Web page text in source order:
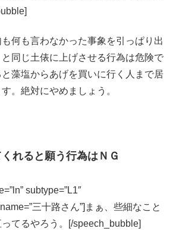
何も言わなかった事象を引っぱり出
同じ土俵に上げさせる行為は危険で
藻塩からあげを買いに行く人まで居
。絶対にやめましょう。
れると願う行為はＮＧ
subtype=”L1″
三十路さん”]まぁ、些細なこと
てるやろう。[/speech_bubble]